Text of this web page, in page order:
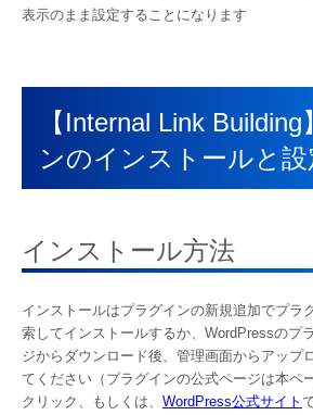
表示のまま設定することになります
【Internal Link
ンのインストールと設
インストール方法
インストールはプラグインの新規追加でプラ
索してインストールするか、WordPressのプ
ジからダウンロード後、管理画面からアップ
てください（プラグインの公式ページは本ペ
クリック、もしくは、 WordPress公式サイト